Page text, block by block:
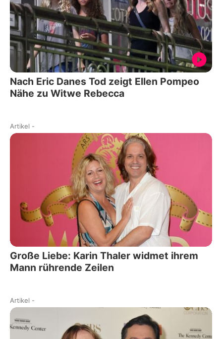
Nach Eric Danes Tod zeigt Ellen Pompeo
Nähe zu Witwe Rebecca
Artikel -
Große Liebe: Karin Thaler widmet ihrem
Mann rührende Zeilen
Artikel -